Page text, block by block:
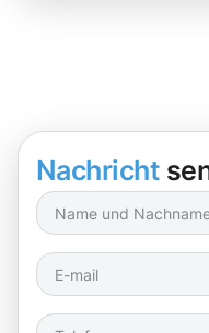
Nachricht